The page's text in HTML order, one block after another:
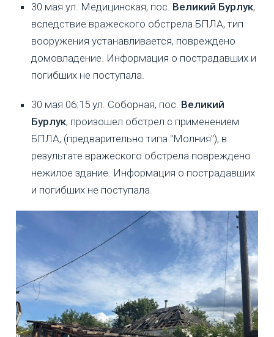
30 мая ул. Медицинская, пос. Великий Бурлук,
вследствие вражеского обстрела БПЛА, тип
вооружения устанавливается, повреждено
домовладение. Информация о пострадавших и
погибших не поступала.
30 мая 06:15 ул. Соборная, пос. Великий
Бурлук, произошел обстрел с применением
БПЛА, (предварительно типа "Молния"), в
результате вражеского обстрела повреждено
нежилое здание. Информация о пострадавших
и погибших не поступала.